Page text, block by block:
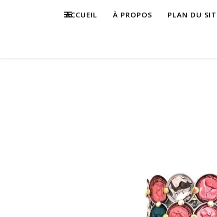
ACCUEIL À PROPOS PLAN DU